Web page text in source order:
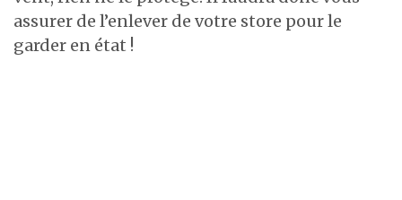
assurer de l’enlever de votre store pour le
garder en état !